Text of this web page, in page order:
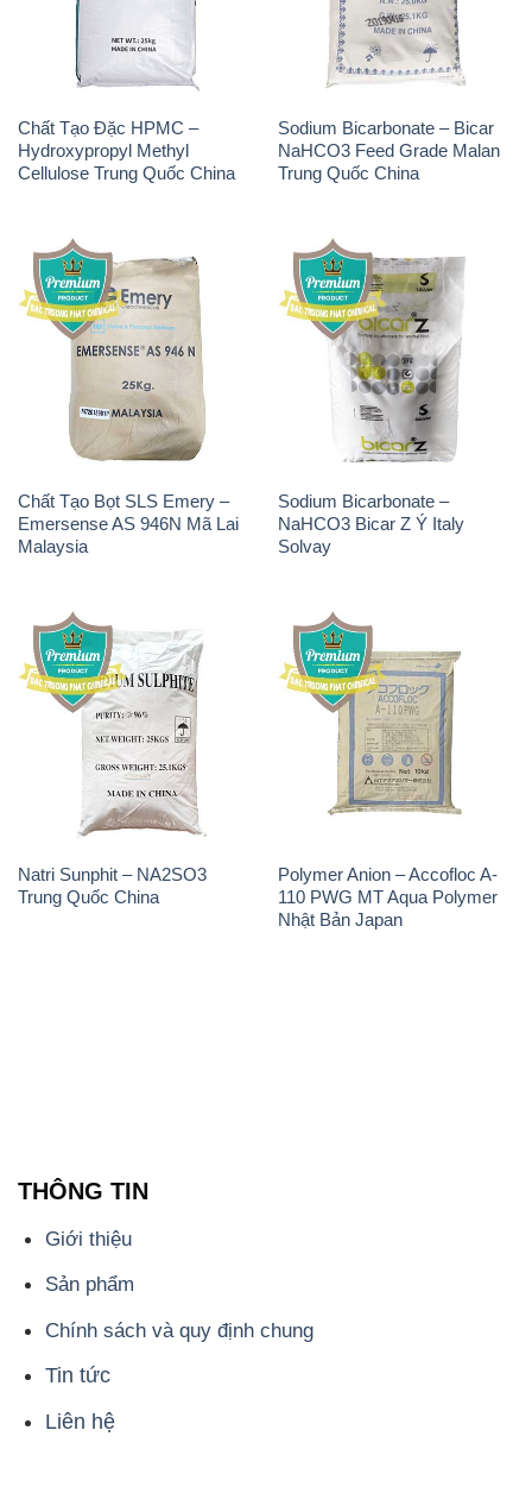
Chất Tạo Đặc HPMC –
Hydroxypropyl Methyl
Cellulose Trung Quốc China
Sodium Bicarbonate – Bicar
NaHCO3 Feed Grade Malan
Trung Quốc China
Chất Tạo Bọt SLS Emery –
Emersense AS 946N Mã Lai
Malaysia
Sodium Bicarbonate –
NaHCO3 Bicar Z Ý Italy
Solvay
Natri Sunphit – NA2SO3
Trung Quốc China
Polymer Anion – Accofloc A-
110 PWG MT Aqua Polymer
Nhật Bản Japan
THÔNG TIN
Giới thiệu
Sản phẩm
Chính sách và quy định chung
Tin tức
Liên hệ